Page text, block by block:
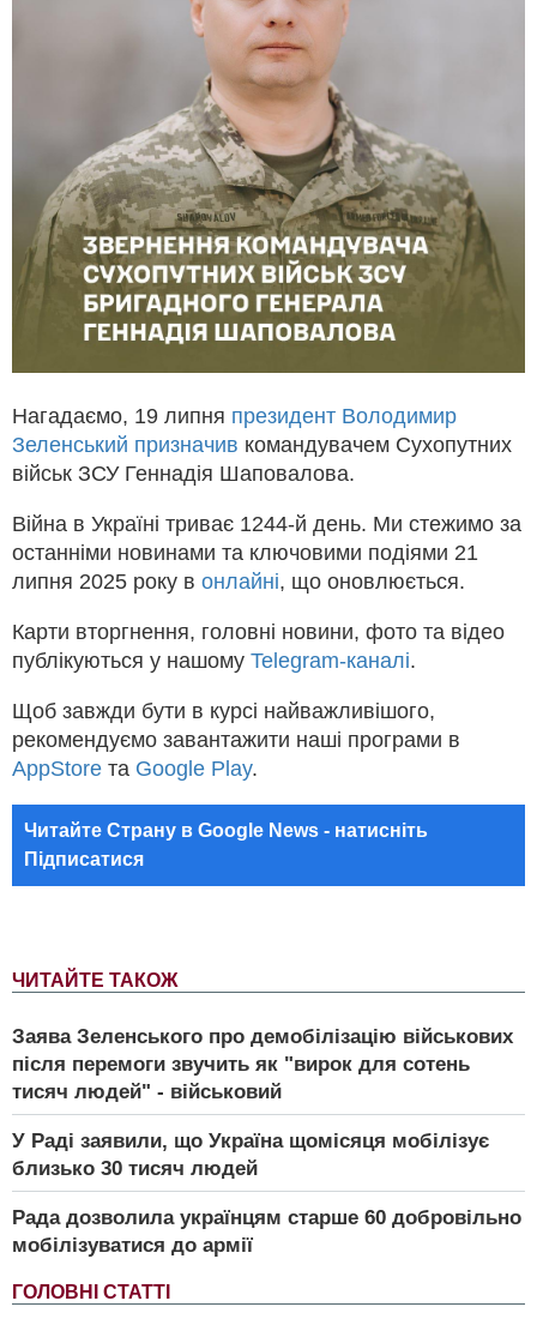
ЧИТАЙТЕ ТАКОЖ
Заява Зеленського про демобілізацію військових
після перемоги звучить як "вирок для сотень
тисяч людей" - військовий
У Раді заявили, що Україна щомісяця мобілізує
близько 30 тисяч людей
Рада дозволила українцям старше 60 добровільно
мобілізуватися до армії
Нагадаємо, 19 липня президент Володимир
Зеленський призначив командувачем Сухопутних
військ ЗСУ Геннадія Шаповалова.
Війна в Україні триває 1244-й день. Ми стежимо за
останніми новинами та ключовими подіями 21
липня 2025 року в онлайні, що оновлюється.
Карти вторгнення, головні новини, фото та відео
публікуються у нашому Telegram-каналі.
Щоб завжди бути в курсі найважливішого,
рекомендуємо завантажити наші програми в
AppStore та Google Play.
Читайте Страну в Google News - натисніть
Підписатися
ГОЛОВНІ СТАТТІ